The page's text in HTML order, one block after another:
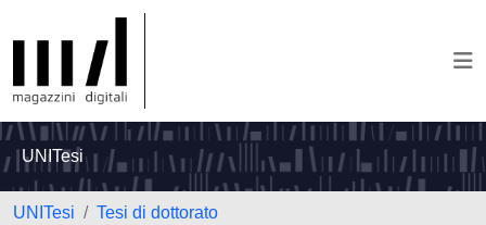
UNITesi
UNITesi
Tesi di dottorato